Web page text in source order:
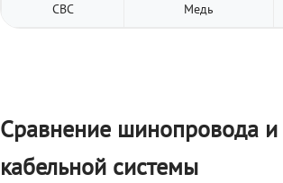
СВС Медь
Сравнение шинопровода и
кабельной системы